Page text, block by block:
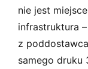
nie jest
infrastruktura
z
samego druku